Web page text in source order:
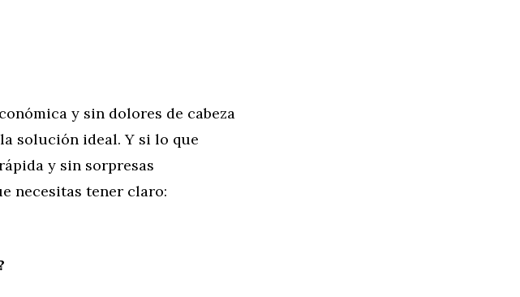
y sin dolores de cabeza
solución ideal. Y si lo que
y sin sorpresas
necesitas tener claro: